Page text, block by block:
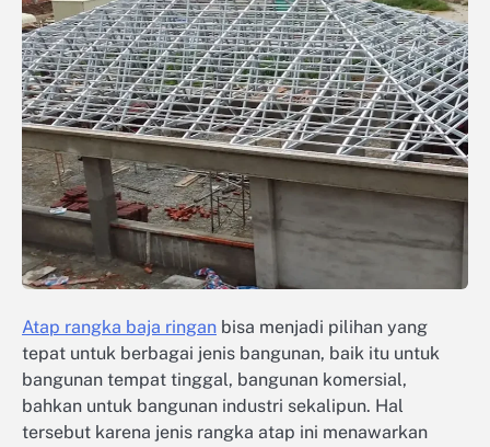
Atap rangka baja ringan bisa menjadi pilihan yang
tepat untuk berbagai jenis bangunan, baik itu untuk
bangunan tempat tinggal, bangunan komersial,
bahkan untuk bangunan industri sekalipun. Hal
tersebut karena jenis rangka atap ini menawarkan